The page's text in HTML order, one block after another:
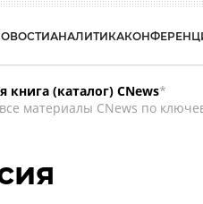
АНАЛИТИКА
книга (каталог) CNews*
материалы CNews по